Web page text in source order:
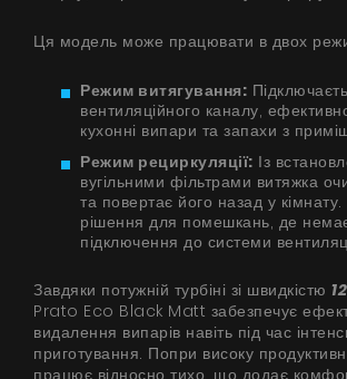
Ця модель може працювати в двох
Режим витягування:
вентиляційного каналу,
кухонні випари та запахи з
Режим рециркуляції: Із
вугільними фільтрами витяжка
та повертає його назад у
рішення для помешкань, де
підключення до системи
Завдяки потужній турбіні зі швидкістю
Prato Eco Black Matt забезпечує
видалення випарів навіть під час
приготування. Попри високу
працює відносно тихо, що додає